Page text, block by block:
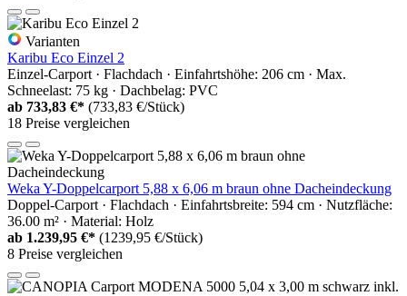
Varianten
Karibu Eco Einzel 2
Einzel-Carport · Flachdach · Einfahrtshöhe: 206 cm · Max.
Schneelast: 75 kg · Dachbelag: PVC
ab 733,83 €* (733,83 €/Stück)
18 Preise vergleichen
Weka Y-Doppelcarport 5,88 x 6,06 m braun ohne Dacheindeckung
Doppel-Carport · Flachdach · Einfahrtsbreite: 594 cm · Nutzfläche:
36.00 m² · Material: Holz
ab 1.239,95 €* (1239,95 €/Stück)
8 Preise vergleichen